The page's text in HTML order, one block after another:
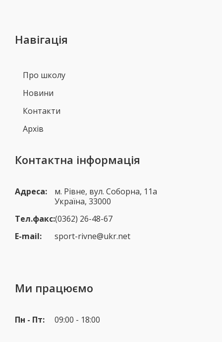
Навігація
Про школу
Новини
Контакти
Архів
Контактна інформація
Адреса:
м. Рівне, вул. Соборна, 11а
Україна, 33000
Тел.факс:(0362) 26-48-67
E-mail:
sport-rivne@ukr.net
Ми працюємо
Пн - Пт: 09:00 - 18:00